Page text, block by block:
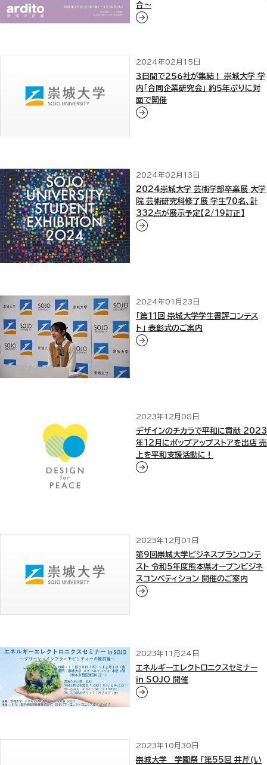
合～
2024年02月15日
３日間で２５６社が集結！ 崇城大学 学
内「合同企業研究会」 約５年ぶりに対
面で開催
2024年02月13日
2024崇城大学 芸術学部卒業展 大学
院 芸術研究科修了展 学生70名、計
332点が展示予定【2/19訂正】
2024年01月23日
「第11回 崇城大学学生書評コンテス
ト」 表彰式のご案内
2023年12月08日
デザインのチカラで平和に貢献 2023
年12月にポップアップストアを出店 売
上を平和支援活動に！
2023年12月01日
第9回崇城大学ビジネスプランコンテ
スト 令和5年度熊本県オープンビジネ
スコンペティション 開催のご案内
2023年11月24日
エネルギーエレクトロニクスセミナー
in SOJO 開催
2023年10月30日
崇城大学 学園祭 「第55回 井芹(い